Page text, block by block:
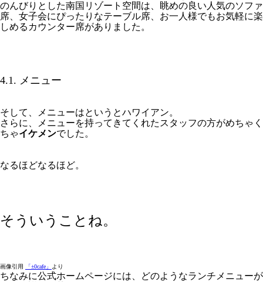
のんびりとした南国リゾート空間は、眺めの良い人気のソファ
席、女子会にぴったりなテーブル席、お一人様でもお気軽に楽
しめるカウンター席がありました。
4.1. メニュー
そして、メニューはというとハワイアン。
さらに、メニューを持ってきてくれたスタッフの方がめちゃく
ちゃイケメンでした。
なるほどなるほど。
そういうことね。
画像引用 「±0cafe」 より
ちなみに公式ホームページには、どのようなランチメニューが